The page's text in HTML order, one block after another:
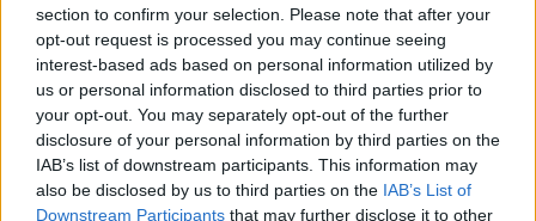
section to confirm your selection. Please note that after your
opt-out request is processed you may continue seeing
interest-based ads based on personal information utilized by
us or personal information disclosed to third parties prior to
your opt-out. You may separately opt-out of the further
disclosure of your personal information by third parties on the
IAB’s list of downstream participants. This information may
also be disclosed by us to third parties on the IAB’s List of
Downstream Participants that may further disclose it to other
Main
Sabotaj grav al PNRR, de către
tabăra anti-europeană PSD-AUR:
pierdem 5 miliarde de euro și nu
câștigăm niciun kilowatt! Explicațiile
convingătoare ale ministrului
Pîslaru